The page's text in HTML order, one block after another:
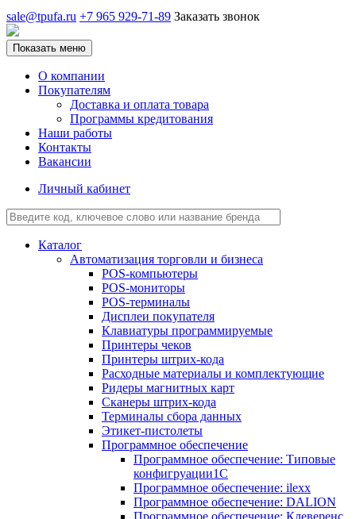
sale@tpufa.ru +7 965 929-71-89 Заказать звонок
Показать меню
О компании
Покупателям
Доставка и оплата товара
Программы кредитования
Наши работы
Контакты
Вакансии
Личный кабинет
Каталог
Автоматизация торговли и бизнеса
POS-компьютеры
POS-мониторы
POS-терминалы
Дисплеи покупателя
Клавиатуры программируемые
Принтеры чеков
Принтеры штрих-кода
Расходные материалы и комплектующие
Ридеры магнитных карт
Сканеры штрих-кода
Терминалы сбора данных
Этикет-пистолеты
Программное обеспечение
Программное обеспечение: Типовые
конфигруации1С
Программное обеспечение: ilexx
Программное обеспечение: DALION
Программное обеспечение: Клеверенс